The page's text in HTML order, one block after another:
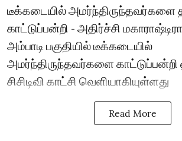
டீக்கடையில் அமர்ந்திருந்தவர்களை
காட்டுப்பன்றி - அதிர்ச்சி
அம்பாடி பகுதியில் டீக்கடையில்
அமர்ந்திருந்தவர்களை
சிசிடிவி காட்சி வெளியாகியுள்ளது
Read More